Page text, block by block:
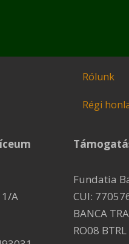
A
Rólunk
Régi
Fundatia
CUI:
BANCA
RO08